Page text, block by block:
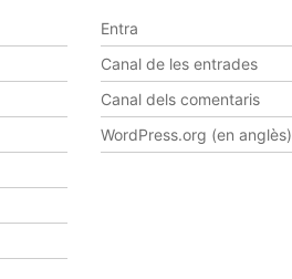
Entra
Canal de les entrades
Canal dels comentaris
WordPress.org (en anglès)